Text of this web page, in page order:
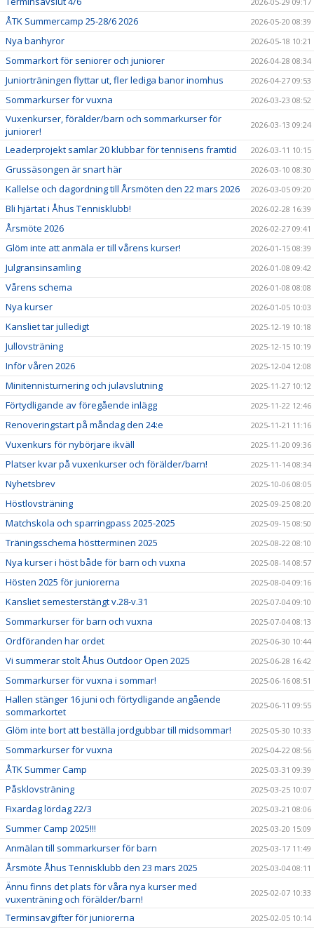
ÅTK Summercamp 25-28/6 2026 2026-05-20 08:39
Nya banhyror 2026-05-18 10:21
Sommarkort för seniorer och juniorer 2026-04-28 08:34
Juniorträningen flyttar ut, fler lediga banor inomhus 2026-04-27 09:53
Sommarkurser för vuxna 2026-03-23 08:52
Vuxenkurser, förälder/barn och sommarkurser för
juniorer!
2026-03-13 09:24
Leaderprojekt samlar 20 klubbar för tennisens framtid 2026-03-11 10:15
Grussäsongen är snart här 2026-03-10 08:30
Kallelse och dagordning till Årsmöten den 22 mars 2026 2026-03-05 09:20
Bli hjärtat i Åhus Tennisklubb! 2026-02-28 16:39
Årsmöte 2026 2026-02-27 09:41
Glöm inte att anmäla er till vårens kurser! 2026-01-15 08:39
Julgransinsamling 2026-01-08 09:42
Vårens schema 2026-01-08 08:08
Nya kurser 2026-01-05 10:03
Kansliet tar julledigt 2025-12-19 10:18
Jullovsträning 2025-12-15 10:19
Inför våren 2026 2025-12-04 12:08
Minitennisturnering och julavslutning 2025-11-27 10:12
Förtydligande av föregående inlägg 2025-11-22 12:46
Renoveringstart på måndag den 24:e 2025-11-21 11:16
Vuxenkurs för nybörjare ikväll 2025-11-20 09:36
Platser kvar på vuxenkurser och förälder/barn! 2025-11-14 08:34
Nyhetsbrev 2025-10-06 08:05
Höstlovsträning 2025-09-25 08:20
Matchskola och sparringpass 2025-2025 2025-09-15 08:50
Träningsschema höstterminen 2025 2025-08-22 08:10
Nya kurser i höst både för barn och vuxna 2025-08-14 08:57
Hösten 2025 för juniorerna 2025-08-04 09:16
Kansliet semesterstängt v.28-v.31 2025-07-04 09:10
Sommarkurser för barn och vuxna 2025-07-04 08:13
Ordföranden har ordet 2025-06-30 10:44
Vi summerar stolt Åhus Outdoor Open 2025 2025-06-28 16:42
Sommarkurser för vuxna i sommar! 2025-06-16 08:51
Hallen stänger 16 juni och förtydligande angående
sommarkortet
2025-06-11 09:55
Glöm inte bort att beställa jordgubbar till midsommar! 2025-05-30 10:33
Sommarkurser för vuxna 2025-04-22 08:56
ÅTK Summer Camp 2025-03-31 09:39
Påsklovsträning 2025-03-25 10:07
Fixardag lördag 22/3 2025-03-21 08:06
Summer Camp 2025!!! 2025-03-20 15:09
Anmälan till sommarkurser för barn 2025-03-17 11:49
Årsmöte Åhus Tennisklubb den 23 mars 2025 2025-03-04 08:11
Ännu finns det plats för våra nya kurser med
vuxenträning och förälder/barn!
2025-02-07 10:33
Terminsavgifter för juniorerna 2025-02-05 10:14